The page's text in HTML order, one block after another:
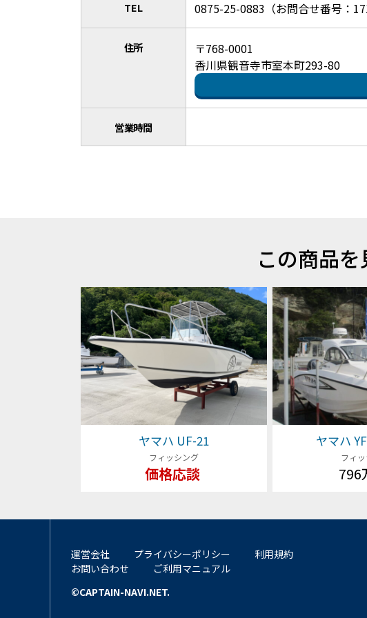
TEL 0875-25-0883（お問合せ番号：
住所
〒768-0001
香川県観音寺市室本町293-80
営業時間
この商品
ヤマハ UF-21
フィッシング
価格応談
ヤマハ
フィ
796
運営会社 プライバシーポリシー
利用規約
お問い合わせ
ご利用マニュアル
©CAPTAIN-NAVI.NET.